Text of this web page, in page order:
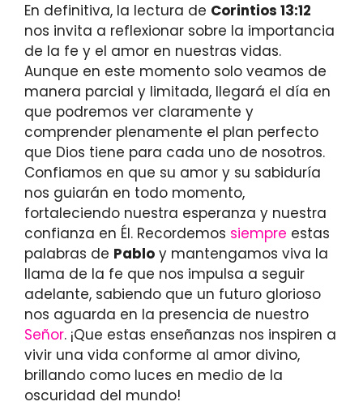
En definitiva, la lectura de Corintios 13:12
nos invita a reflexionar sobre la importancia
de la fe y el amor en nuestras vidas.
Aunque en este momento solo veamos de
manera parcial y limitada, llegará el día en
que podremos ver claramente y
comprender plenamente el plan perfecto
que Dios tiene para cada uno de nosotros.
Confiamos en que su amor y su sabiduría
nos guiarán en todo momento,
fortaleciendo nuestra esperanza y nuestra
confianza en Él. Recordemos siempre estas
palabras de Pablo y mantengamos viva la
llama de la fe que nos impulsa a seguir
adelante, sabiendo que un futuro glorioso
nos aguarda en la presencia de nuestro
Señor. ¡Que estas enseñanzas nos inspiren a
vivir una vida conforme al amor divino,
brillando como luces en medio de la
oscuridad del mundo!